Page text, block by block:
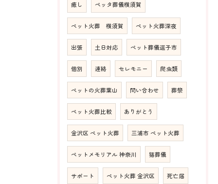
癒し ペッタ葬儀横須賀
ペット火葬 横須賀 ペット火葬深夜
出張 土日対応 ペット葬儀逗子市
個別 連絡 セレモニー 爬虫類
ペットの火葬葉山 問い合わせ 葬祭
ペット火葬比較 ありがとう
金沢区 ペット火葬 三浦市 ペット火葬
ペットメモリアル 神奈川 猫葬儀
サポート ペット火葬 金沢区 死亡届